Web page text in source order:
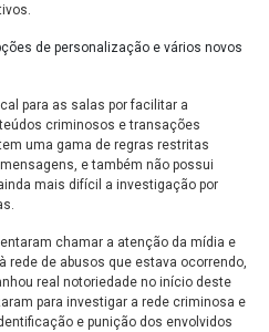
para as salas por facilitar a
criminosos e transações
uma gama de regras restritas
e também não possui
mais difícil a investigação por
chamar a atenção da mídia e
rede de abusos que estava ocorrendo,
real notoriedade no início deste
para investigar a rede criminosa e
e punição dos envolvidos